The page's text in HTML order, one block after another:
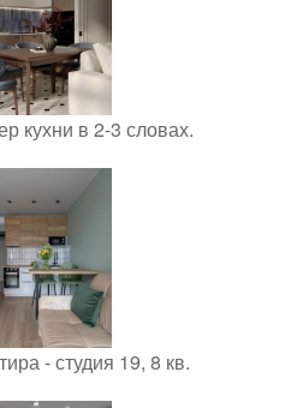
кухни в 2-3 словах.
- студия 19, 8 кв.